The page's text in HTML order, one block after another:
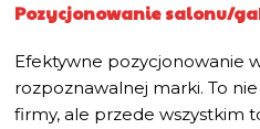
Pozycjonowanie salonu/
Efektywne pozycjonowanie
rozpoznawalnej marki. To
firmy, ale przede wszystkim